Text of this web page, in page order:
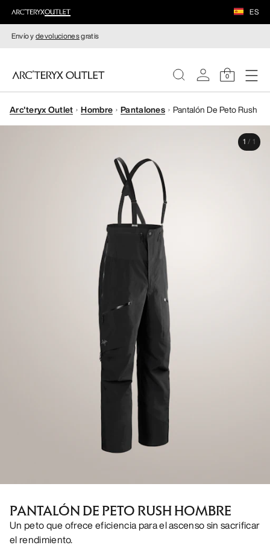
ES
Envío ydevolucionesgratis
0
MUJERE
Arc'teryx Outlet Hombre Pantalones Pantalón De Peto Rush
1 / 1
PANTALÓN DE PETO RUSH HOMBRE
Un peto que ofrece eficiencia para el ascenso sin sacrificar
el rendimiento.